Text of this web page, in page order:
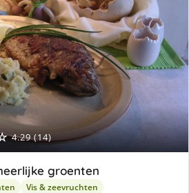
4.29 (14)
groenten
Vis & zeevruchten